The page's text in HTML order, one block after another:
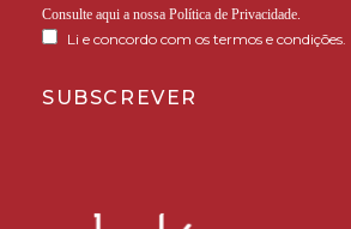
Consulte aqui a nossa Política de Privacidade.
Li e concordo com os termos e condições.